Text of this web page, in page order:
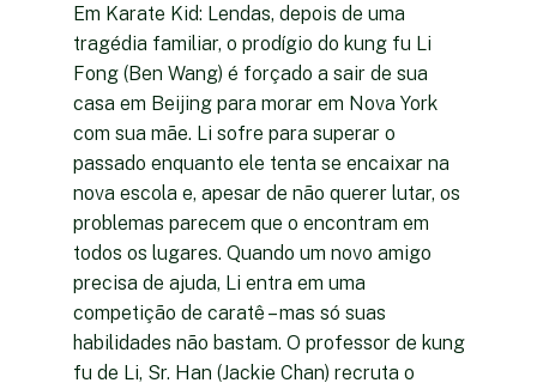
Em Karate Kid: Lendas, depois de uma
tragédia familiar, o prodígio do kung fu Li
Fong (Ben Wang) é forçado a sair de sua
casa em Beijing para morar em Nova York
com sua mãe. Li sofre para superar o
passado enquanto ele tenta se encaixar na
nova escola e, apesar de não querer lutar, os
problemas parecem que o encontram em
todos os lugares. Quando um novo amigo
precisa de ajuda, Li entra em uma
competição de caratê – mas só suas
habilidades não bastam. O professor de kung
fu de Li, Sr. Han (Jackie Chan) recruta o